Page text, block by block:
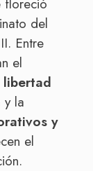
del
Entre
el
libertad
y la
y
el